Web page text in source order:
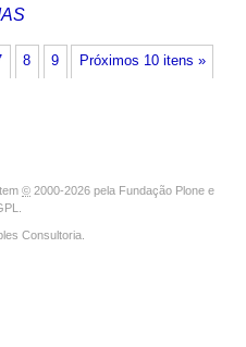
Próximos 10 itens »
8 9
tem © 2000-2026 pela Fundação Plone e
Consultoria